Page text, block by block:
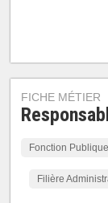
FICHE MÉTIER
Fonction
Filière